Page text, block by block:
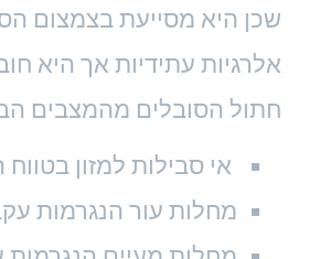
שכן היא מסייעת בצמצום
אלרגיות עתידיות אך היא
חתול הסובלים מהמצבים
אי סבילות למזון
מחלות עור הנגרמות